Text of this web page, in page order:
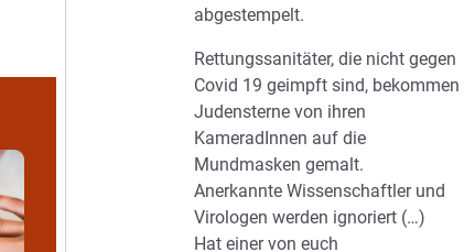
abgestempelt.
Rettungssanitäter, die nicht gegen
Covid 19 geimpft sind, bekommen
Judensterne von ihren
KameradInnen auf die
Mundmasken gemalt.
Anerkannte Wissenschaftler und
Virologen werden ignoriert (…)
Hat einer von euch